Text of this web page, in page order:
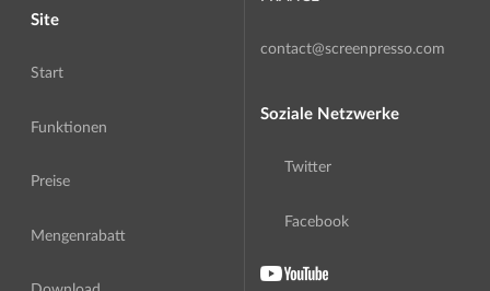
Site
Start
Funktionen
Preise
Mengenrabatt
contact@screenpresso.com
Soziale Netzwerke
Twitter
Facebook